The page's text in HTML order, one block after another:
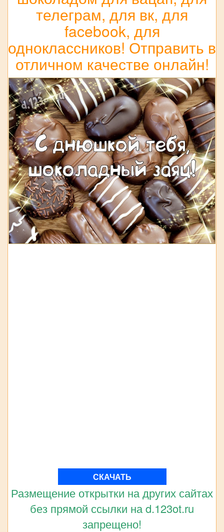
телеграм, для вк, для
facebook, для
одноклассников! Отправить в
отличном качестве онлайн!
СКАЧАТЬ
Размещение открытки на других сайтах
без прямой ссылки на d.123ot.ru
запрещено!